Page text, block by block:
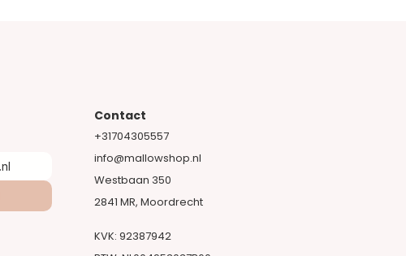
Contact
+31704305557​
info@mallowshop.nl
Westbaan 350
2841 MR, Moordrecht​
KVK: 92387942